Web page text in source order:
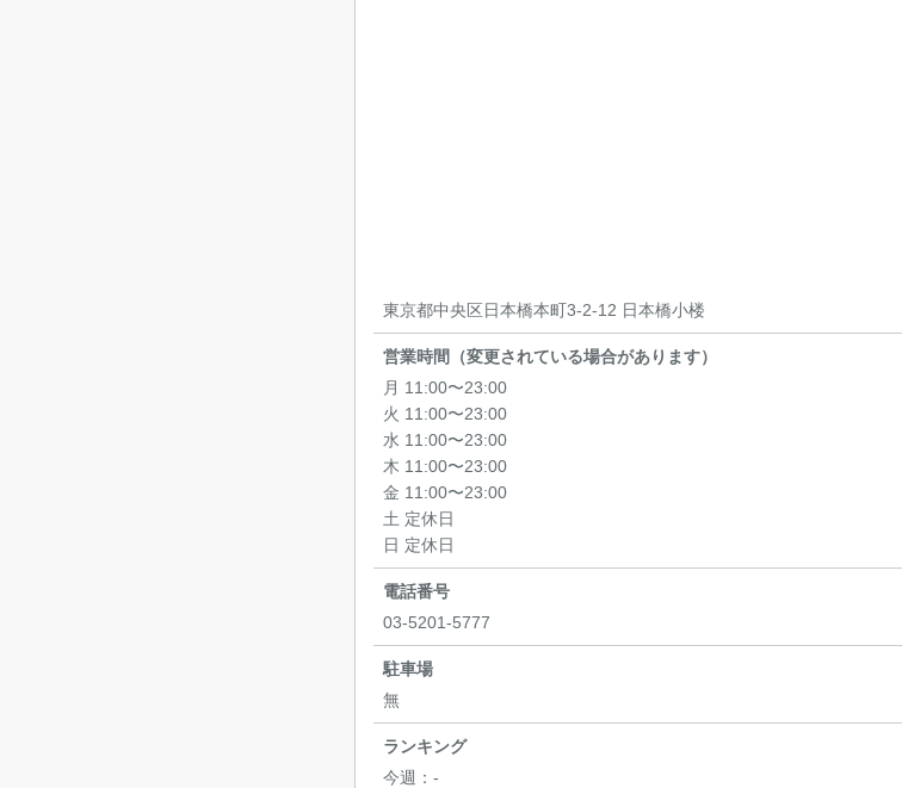
東京都中央区日本橋本町3-2-12 日本橋小楼
営業時間（変更されている場合があります）
月 11:00〜23:00
火 11:00〜23:00
水 11:00〜23:00
木 11:00〜23:00
金 11:00〜23:00
土 定休日
日 定休日
電話番号
03-5201-5777
駐車場
無
ランキング
今週： -